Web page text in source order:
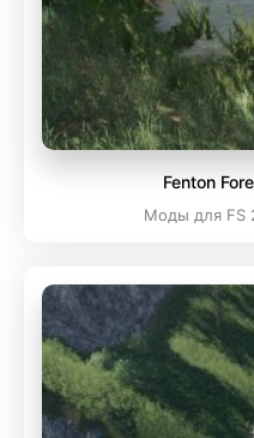
Fenton
Моды для FS